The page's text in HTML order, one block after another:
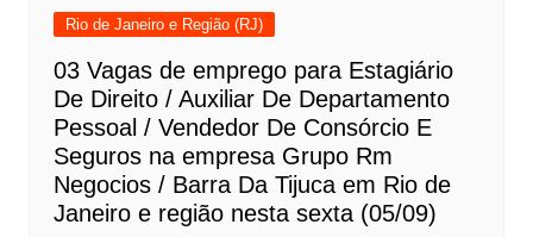
Rio de Janeiro e Região (RJ)
03 Vagas de emprego para Estagiário
De Direito / Auxiliar De Departamento
Pessoal / Vendedor De Consórcio E
Seguros na empresa Grupo Rm
Negocios / Barra Da Tijuca em Rio de
Janeiro e região nesta sexta (05/09)